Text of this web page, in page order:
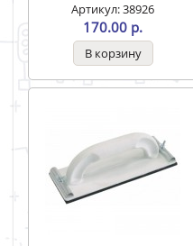
Артикул: 38926
170.00 р.